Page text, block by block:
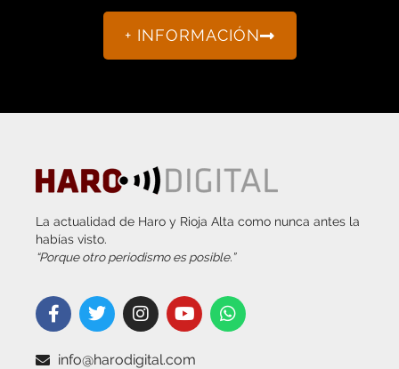
+ INFORMACIÓN
La actualidad de Haro y Rioja Alta como nunca antes la
habías visto.
“Porque otro periodismo es posible.”
info@harodigital.com